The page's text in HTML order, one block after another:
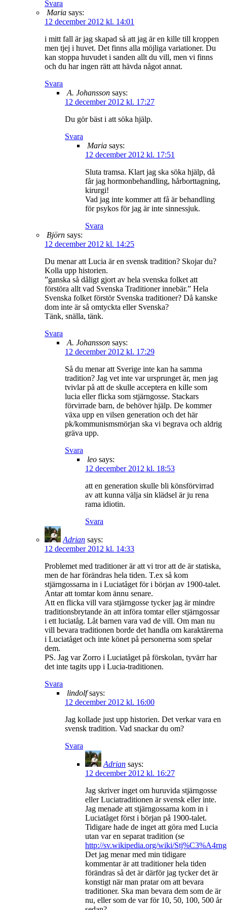
Svara
Maria says:
12 december 2012 kl. 14:01
i mitt fall är jag skapad så att jag är en kille till kroppen
men tjej i huvet. Det finns alla möjliga variationer. Du
kan stoppa huvudet i sanden allt du vill, men vi finns
och du har ingen rätt att hävda något annat.
Svara
A. Johansson says:
12 december 2012 kl. 17:27
Du gör bäst i att söka hjälp.
Svara
Maria says:
12 december 2012 kl. 17:51
Sluta tramsa. Klart jag ska söka hjälp, då
får jag hormonbehandling, hårborttagning,
kirurgi!
Vad jag inte kommer att få är behandling
för psykos för jag är inte sinnessjuk.
Svara
Björn says:
12 december 2012 kl. 14:25
Du menar att Lucia är en svensk tradition? Skojar du?
Kolla upp historien.
”ganska så dåligt gjort av hela svenska folket att
förstöra allt vad Svenska Traditioner innebär.” Hela
Svenska folket förstör Svenska traditioner? Då kanske
dom inte är så omtyckta eller Svenska?
Tänk, snälla, tänk.
Svara
A. Johansson says:
12 december 2012 kl. 17:29
Så du menar att Sverige inte kan ha samma
tradition? Jag vet inte var ursprunget är, men jag
tvivlar på att de skulle acceptera en kille som
lucia eller flicka som stjärngosse. Stackars
förvirrade barn, de behöver hjälp. De kommer
växa upp en vilsen generation och det här
pk/kommunismsmörjan ska vi begrava och aldrig
gräva upp.
Svara
leo says:
12 december 2012 kl. 18:53
att en generation skulle bli könsförvirrad
av att kunna välja sin klädsel är ju rena
rama idiotin.
Svara
Adrian says:
12 december 2012 kl. 14:33
Problemet med traditioner är att vi tror att de är statiska,
men de har förändras hela tiden. T.ex så kom
stjärngossarna in i Luciatåget för i början av 1900-talet.
Antar att tomtar kom ännu senare.
Att en flicka vill vara stjärngosse tycker jag är mindre
traditionsbrytande än att införa tomtar eller stjärngossar
i ett luciatåg. Låt barnen vara vad de vill. Om man nu
vill bevara traditionen borde det handla om karaktärerna
i Luciatåget och inte könet på personerna som spelar
dem.
PS. Jag var Zorro i Luciatåget på förskolan, tyvärr har
det inte tagits upp i Lucia-traditionen.
Svara
lindolf says:
12 december 2012 kl. 16:00
Jag kollade just upp historien. Det verkar vara en
svensk tradition. Vad snackar du om?
Svara
Adrian says:
12 december 2012 kl. 16:27
Jag skriver inget om huruvida stjärngosse
eller Luciatraditionen är svensk eller inte.
Jag menade att stjärngossarna kom in i
Luciatåget först i början på 1900-talet.
Tidigare hade de inget att göra med Lucia
utan var en separat tradition (se
http://sv.wikipedia.org/wiki/
Det jag menar med min tidigare
kommentar är att traditioner hela tiden
förändras så det är därför jag tycker det är
konstigt när man pratar om att bevara
traditioner. Ska man bevara dem som de är
nu, eller som de var för 10, 50, 100, 500 år